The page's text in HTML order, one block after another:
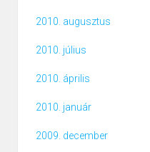
2010. augusztus
2010. július
2010. április
2010. január
2009. december